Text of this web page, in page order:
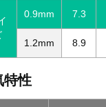
0.9mm 7.3
1.2mm 8.9
特性